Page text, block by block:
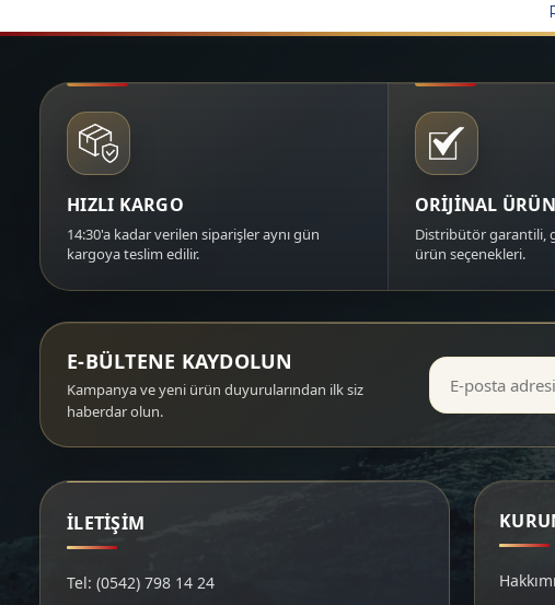
HIZLI KARGO
14:30'a kadar verilen siparişler aynı gün
kargoya teslim edilir.
ORİJİNAL ÜRÜN
Distribütör garantili,
ürün seçenekleri.
E-BÜLTENE KAYDOLUN
Kampanya ve yeni ürün duyurularından ilk siz
haberdar olun.
İLETİŞİM
Tel: (0542) 798 14 24